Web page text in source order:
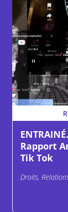
Rapport
Tik Tok
Droits,